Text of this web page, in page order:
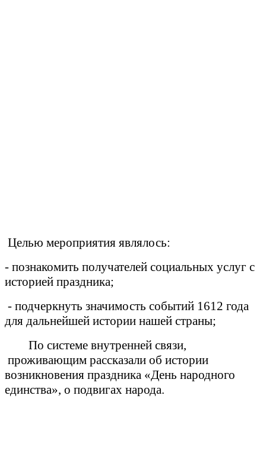
Целью мероприятия являлось:
- познакомить получателей социальных услуг с
историей праздника;
- подчеркнуть значимость событий 1612 года
для дальнейшей истории нашей страны;
По системе внутренней связи,
проживающим рассказали об истории
возникновения праздника «День народного
единства», о подвигах народа.